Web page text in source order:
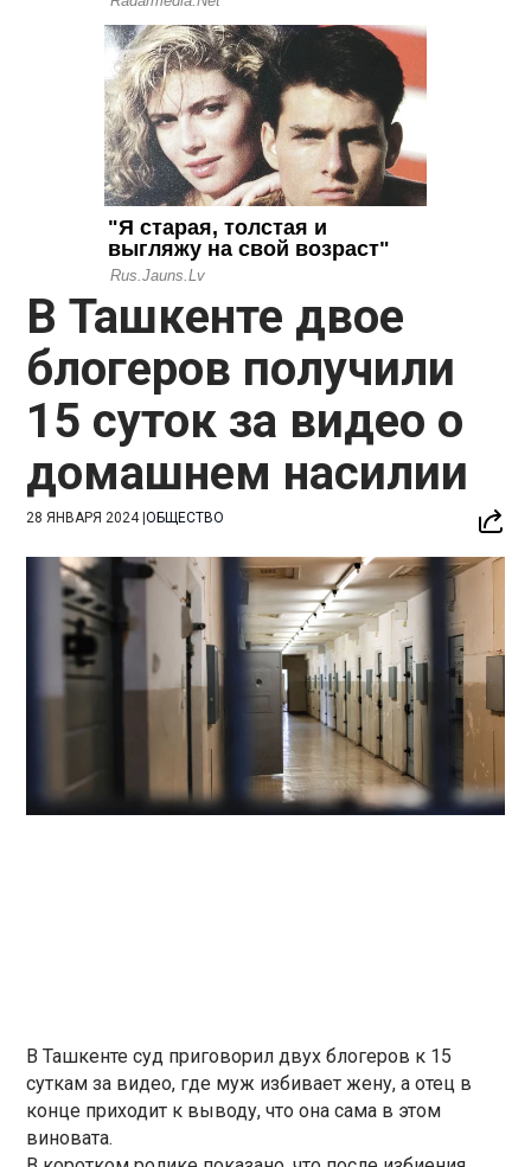
В Ташкенте двое
блогеров получили
15 суток за видео о
домашнем насилии
28 ЯНВАРЯ 2024|ОБЩЕСТВО
В Ташкенте суд приговорил двух блогеров к 15
суткам за видео, где муж избивает жену, а отец в
конце приходит к выводу, что она сама в этом
виновата.